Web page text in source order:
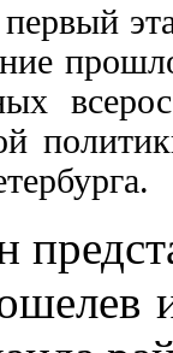
первый